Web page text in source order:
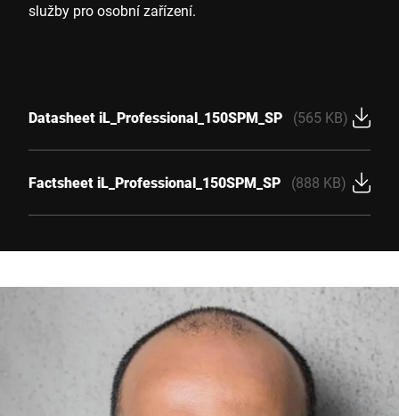
služby pro osobní zařízení.
Datasheet iL_Professional_150SPM_SP (565 KB)
Factsheet iL_Professional_150SPM_SP (888 KB)